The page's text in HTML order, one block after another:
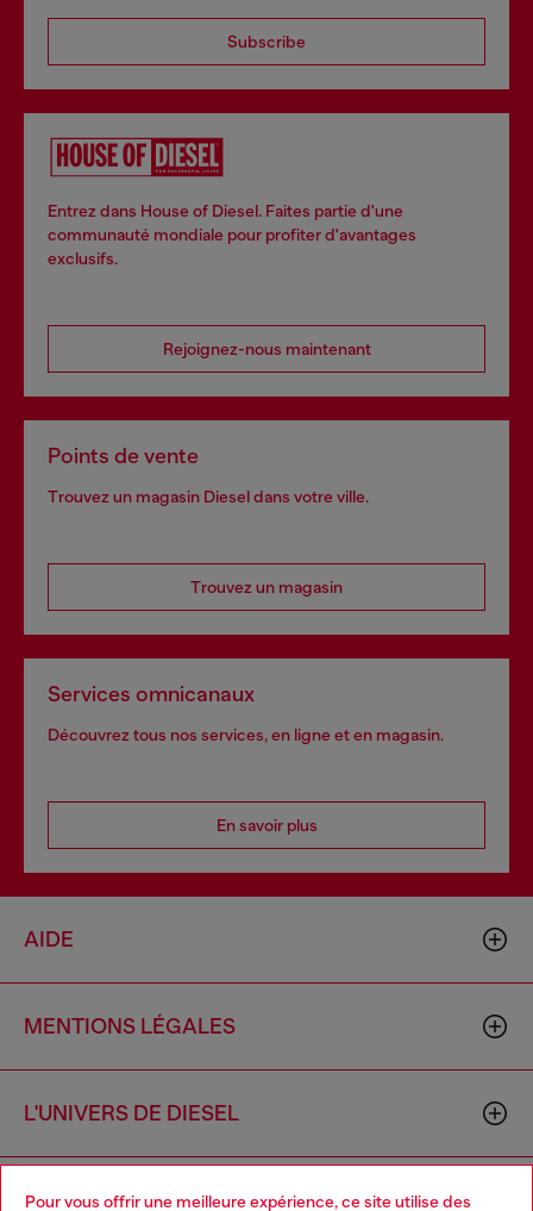
Pour vous offrir une meilleure expérience, ce site utilise des
Subscribe
Entrez dans House of Diesel. Faites partie d'une
communauté mondiale pour profiter d'avantages
exclusifs.
Rejoignez-nous maintenant
Points de vente
Trouvez un magasin Diesel dans votre ville.
Trouvez un magasin
Services omnicanaux
Découvrez tous nos services, en ligne et en magasin.
En savoir plus
AIDE
MENTIONS LÉGALES
L'UNIVERS DE DIESEL
CORPORATE